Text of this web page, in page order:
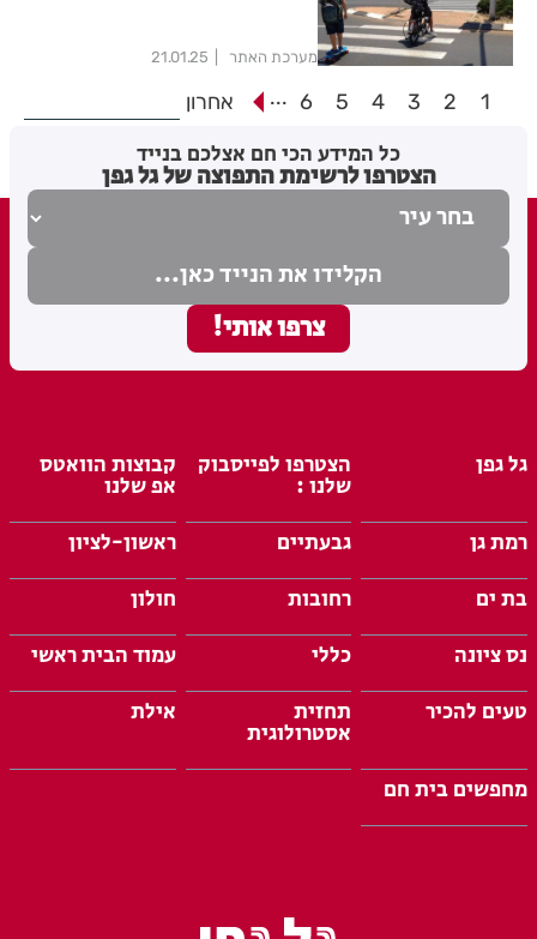
מערכת האתר 21.01.25
1
2
3
4
5
6
... אחרון
כל המידע הכי חם אצלכם בנייד
הצטרפו לרשימת התפוצה של גל גפן
גל גפן הצטרפו לפייסבוק
שלנו :
קבוצות הוואטס
אפ שלנו
רמת גן
גבעתיים
ראשון-לציון
בת ים
רחובות
חולון
נס ציונה
כללי
עמוד הבית ראשי
טעים להכיר
תחזית
אסטרולוגית
אילת
מחפשים בית חם